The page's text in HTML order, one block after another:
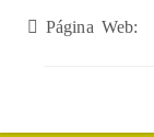
Página Web: